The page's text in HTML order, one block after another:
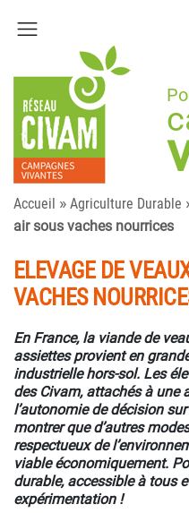
Accueil » Agriculture Durable
air sous vaches nourrices
ELEVAGE DE
VACHES
En France, la viande de
assiettes provient en
industrielle hors-sol. Les
des Civam, attachés à une
l’autonomie de décision
montrer que d’autres
respectueux de
viable économiquement.
durable, accessible à tous
expérimentation !